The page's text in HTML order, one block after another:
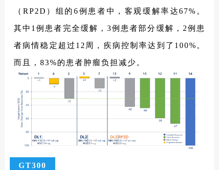
（RP2D）组的6例患者中，客观缓解率达67%。
其中1例患者完全缓解，3例患者部分缓解，2例患
者病情稳定超过12周，疾病控制率达到了100%。
而且，83%的患者肿瘤负担减少。
GT300